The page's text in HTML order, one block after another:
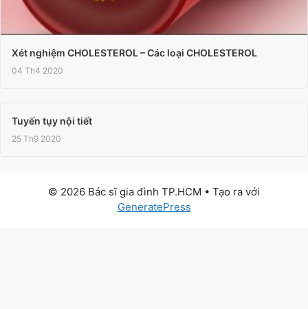
Xét nghiệm CHOLESTEROL – Các loại CHOLESTEROL
04 Th4 2020
Tuyến tụy nội tiết
25 Th9 2020
© 2026 Bác sĩ gia đình TP.HCM • Tạo ra với
GeneratePress